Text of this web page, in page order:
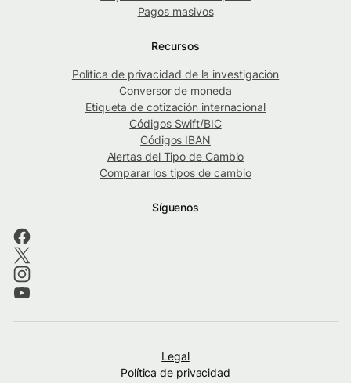
Pagos masivos
Recursos
Política de privacidad de la investigación
Conversor de moneda
Etiqueta de cotización internacional
Códigos Swift/BIC
Códigos IBAN
Alertas del Tipo de Cambio
Comparar los tipos de cambio
Síguenos
Legal
Política de privacidad